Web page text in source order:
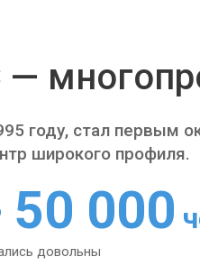
году, стал первым
широкого профиля.
50 000
довольны